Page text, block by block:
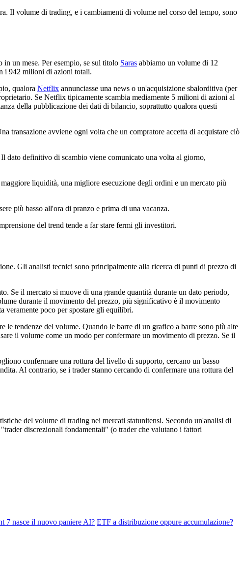
Il volume di trading, e i cambiamenti di volume nel corso del tempo, sono
un mese. Per esempio, se sul titolo Saras abbiamo un volume di 12
i 942 milioni di azioni totali.
qualora Netflix annunciasse una news o un'acquisizione sbalorditiva (per
Se Netflix tipicamente scambia mediamente 5 milioni di azioni al
della pubblicazione dei dati di bilancio, soprattutto qualora questi
transazione avviene ogni volta che un compratore accetta di acquistare ciò
dato definitivo di scambio viene comunicato una volta al giorno,
liquidità, una migliore esecuzione degli ordini e un mercato più
più basso all'ora di pranzo e prima di una vacanza.
del trend tende a far stare fermi gli investitori.
Gli analisti tecnici sono principalmente alla ricerca di punti di prezzo di
Se il mercato si muove di una grande quantità durante un dato periodo,
durante il movimento del prezzo, più significativo è il movimento
veramente poco per spostare gli equilibri.
tendenze del volume. Quando le barre di un grafico a barre sono più alte
il volume come un modo per confermare un movimento di prezzo. Se il
confermare una rottura del livello di supporto, cercano un basso
Al contrario, se i trader stanno cercando di confermare una rottura del
del volume di trading nei mercati statunitensi. Secondo un'analisi di
discrezionali fondamentali" (o trader che valutano i fattori
nasce il nuovo paniere AI? ETF a distribuzione oppure accumulazione?